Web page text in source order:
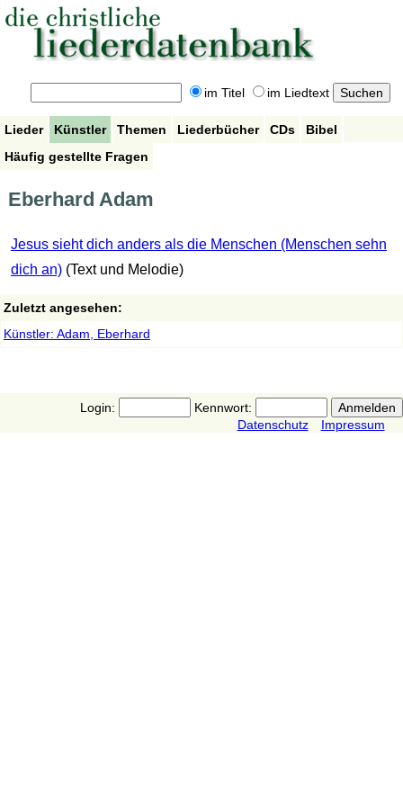
im Titel im Liedtext
Lieder Künstler Themen Liederbücher CDs
Bibel
Häufig gestellte Fragen
Eberhard Adam
Jesus sieht dich anders als die Menschen (Menschen sehn
dich an) (Text und Melodie)
Zuletzt angesehen:
Künstler: Adam, Eberhard
Login:
Kennwort:
Datenschutz
Impressum